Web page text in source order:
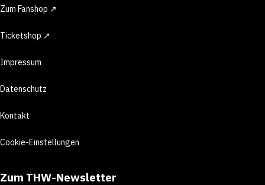
Zum Fanshop ↗
Ticketshop ↗
Impressum
Datenschutz
Kontakt
Cookie-Einstellungen
Zum THW-Newsletter